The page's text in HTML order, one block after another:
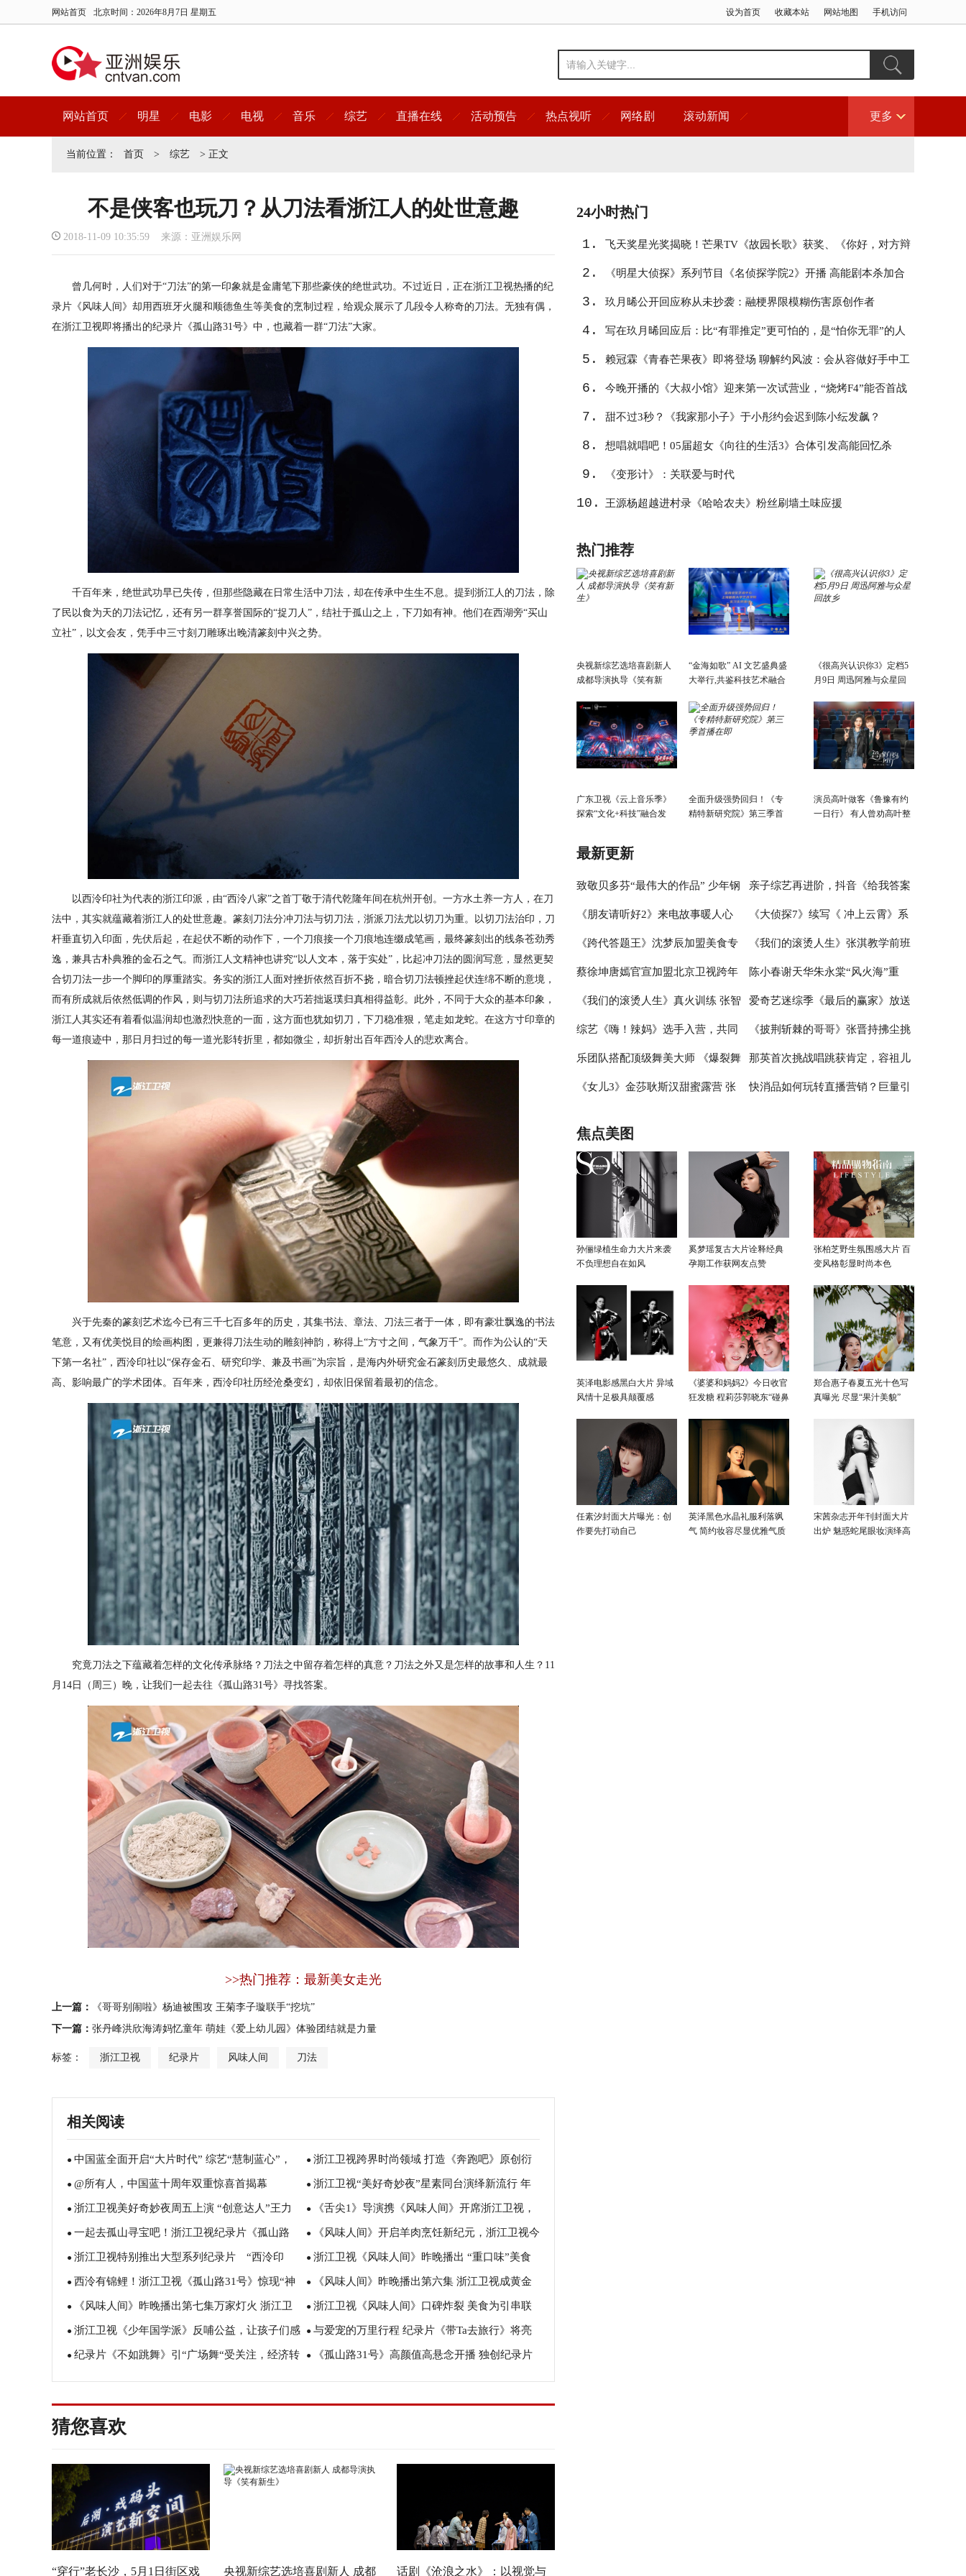
网站首页 北京时间： 2026年8月7日 星期五 设为首页 收藏本站 网站地图 手机访问
网站首页 明星 电影 电视 音乐 综艺 直播在线 活动预告 热点视听 网络剧 滚动新闻 更多
当前位置： 首页 > 综艺 > 正文
不是侠客也玩刀？从刀法看浙江人的处世意趣
2018-11-09 10:35:59 来源：亚洲娱乐网
曾几何时，人们对于“刀法”的第一印象就是金庸笔下那些豪侠的绝世武功。不过近日，正在浙江卫视热播的纪
录片《风味人间》却用西班牙火腿和顺德鱼生等美食的烹制过程，给观众展示了几段令人称奇的刀法。无独有偶，
在浙江卫视即将播出的纪录片《孤山路31号》中，也藏着一群“刀法”大家。
千百年来，绝世武功早已失传，但那些隐藏在日常生活中刀法，却在传承中生生不息。提到浙江人的刀法，除
了民以食为天的刀法记忆，还有另一群享誉国际的“捉刀人”，结社于孤山之上，下刀如有神。他们在西湖旁“买山
立社”，以文会友，凭手中三寸刻刀雕琢出晚清篆刻中兴之势。
以西泠印社为代表的浙江印派，由“西泠八家”之首丁敬于清代乾隆年间在杭州开创。一方水土养一方人，在刀
法中，其实就蕴藏着浙江人的处世意趣。篆刻刀法分冲刀法与切刀法，浙派刀法尤以切刀为重。以切刀法治印，刀
杆垂直切入印面，先伏后起，在起伏不断的动作下，一个刀痕接一个刀痕地连缀成笔画，最终篆刻出的线条苍劲秀
逸，兼具古朴典雅的金石之气。而浙江人文精神也讲究“以人文本，落于实处”，比起冲刀法的圆润写意，显然更契
合切刀法一步一个脚印的厚重踏实。务实的浙江人面对挫折依然百折不挠，暗合切刀法顿挫起伏连绵不断的意境，
而有所成就后依然低调的作风，则与切刀法所追求的大巧若拙返璞归真相得益彰。此外，不同于大众的基本印象，
浙江人其实还有着看似温润却也激烈快意的一面，这方面也犹如切刀，下刀稳准狠，笔走如龙蛇。在这方寸印章的
每一道痕迹中，那日月扫过的每一道光影转折里，都如微尘，却折射出百年西泠人的悲欢离合。
兴于先秦的篆刻艺术迄今已有三千七百多年的历史，其集书法、章法、刀法三者于一体，即有豪壮飘逸的书法
笔意，又有优美悦目的绘画构图，更兼得刀法生动的雕刻神韵，称得上“方寸之间，气象万千”。而作为公认的“天
下第一名社”，西泠印社以“保存金石、研究印学、兼及书画”为宗旨，是海内外研究金石篆刻历史最悠久、成就最
高、影响最广的学术团体。百年来，西泠印社历经沧桑变幻，却依旧保留着最初的信念。
究竟刀法之下蕴藏着怎样的文化传承脉络？刀法之中留存着怎样的真意？刀法之外又是怎样的故事和人生？11
月14日（周三）晚，让我们一起去往《孤山路31号》寻找答案。
>>热门推荐：最新美女走光
上一篇：
《哥哥别闹啦》杨迪被围攻 王菊李子璇联手“挖坑”
下一篇： 张丹峰洪欣海涛妈忆童年 萌娃《爱上幼儿园》体验团结就是力量
标签： 浙江卫视 纪录片 风味人间 刀法
相关阅读
● 中国蓝全面开启“大片时代” 综艺“慧制蓝心”，
大剧“扶摇直上”
● 浙江卫视跨界时尚领域 打造《奔跑吧》原创衍
生品
● @所有人，中国蓝十周年双重惊喜首揭幕 ● 浙江卫视“美好奇妙夜”星素同台演绎新流行 年
轻姿态唱响最强音
● 浙江卫视美好奇妙夜周五上演 “创意达人”王力
宏罗志祥带来惊喜舞台秀
● 《舌尖1》导演携《风味人间》开席浙江卫视，
美味看得见！
● 一起去孤山寻宝吧！浙江卫视纪录片《孤山路
31号》定档下周三播出
● 《风味人间》开启羊肉烹饪新纪元，浙江卫视今
晚发布高能炊具
● 浙江卫视特别推出大型系列纪录片 “西泠印
社”序篇《孤山路31号》
● 浙江卫视《风味人间》昨晚播出 “重口味”美食
动摇“真香”地位
● 西泠有锦鲤！浙江卫视《孤山路31号》惊现“神
奇动物在哪里”？
● 《风味人间》昨晚播出第六集 浙江卫视成黄金
档纪录片赢家
● 《风味人间》昨晚播出第七集万家灯火 浙江卫
视展人文关怀
● 浙江卫视《风味人间》口碑炸裂 美食为引串联
古往今来
● 浙江卫视《少年国学派》反哺公益，让孩子们感
受传统文化
● 与爱宠的万里行程 纪录片《带Ta去旅行》将亮
相荧屏
● 纪录片《不如跳舞》引“广场舞“受关注，经济转
型下的“新”娱乐引领潮流！
● 《孤山路31号》高颜值高悬念开播 独创纪录片
影像体验打通西泠印社的百年时空入口
猜您喜欢
“穿行”老长沙，5月1日街区戏 央视新综艺选培喜剧新人 成都 话剧《沧浪之水》：以视觉与
24小时热门
1. 飞天奖星光奖揭晓！芒果TV《故园长歌》获奖、《你好，对方辩
友》入围
2. 《明星大侦探》系列节目《名侦探学院2》开播 高能剧本杀加合
宿真人秀引期待
3. 玖月晞公开回应称从未抄袭：融梗界限模糊伤害原创作者
4. 写在玖月晞回应后：比“有罪推定”更可怕的，是“怕你无罪”的人
心
5. 赖冠霖《青春芒果夜》即将登场 聊解约风波：会从容做好手中工
作
6. 今晚开播的《大叔小馆》迎来第一次试营业，“烧烤F4”能否首战
告捷？
7. 甜不过3秒？《我家那小子》于小彤约会迟到陈小纭发飙？
8. 想唱就唱吧！05届超女《向往的生活3》合体引发高能回忆杀
9. 《变形计》：关联爱与时代
10. 王源杨超越进村录《哈哈农夫》粉丝刷墙土味应援
热门推荐
央视新综艺选培喜剧新人
成都导演执导《笑有新
“金海如歌” AI 文艺盛典盛
大举行,共鉴科技艺术融合
《很高兴认识你3》定档5
月9日 周迅阿雅与众星回
广东卫视《云上音乐季》
探索“文化+科技”融合发
全面升级强势回归！《专
精特新研究院》第三季首
演员高叶做客《鲁豫有约
一日行》 有人曾劝高叶整
最新更新
致敬贝多芬“最伟大的作品” 少年钢
琴家林秉宽 首演音乐会圆满成功
亲子综艺再进阶，抖音《给我答案
吧，妈妈请回答》的爆款逻辑
《朋友请听好2》来电故事暖人心
何炅讲述学霸爱情故事超浪漫
《大侦探7》续写《 冲上云霄》系
列 何炅张若昀邓伦未来感造型太吸
睛
《跨代答题王》沈梦辰加盟美食专
辑，杨迪称现在喝奶茶如同喝粥
《我们的滚烫人生》张淇教学前班
唱歌 张云龙展示球技
蔡徐坤唐嫣官宣加盟北京卫视跨年
冰雪盛典，冰雪舞台绽放青春风采
陈小春谢天华朱永棠“风火海”重
聚，《大湾仔的夜》主题曲嗨爆全
场
《我们的滚烫人生》真火训练 张智
霖挑战体能极限
爱奇艺迷综季《最后的赢家》放送
中 谜题烧脑剧情走心正向价值观引
网友深思
综艺《嗨！辣妈》选手入营，共同
见证“新时代女性”的初级绽放
《披荆斩棘的哥哥》张晋持拂尘挑
战新舞台 尹正半遮面舞扇战斗力拉
满
乐团队搭配顶级舞美大师 《爆裂舞
台》把专业打在公屏上
那英首次挑战唱跳获肯定，容祖儿
被打低分受挫落泪
《女儿3》金莎耿斯汉甜蜜露营 张 快消品如何玩转直播营销？巨量引
焦点美图
孙俪绿植生命力大片来袭
不负理想自在如风
奚梦瑶复古大片诠释经典
孕期工作获网友点赞
张柏芝野生氛围感大片 百
变风格彰显时尚本色
英泽电影感黑白大片 异域
风情十足极具颠覆感
《婆婆和妈妈2》今日收官
狂发糖 程莉莎郭晓东“碰鼻
郑合惠子春夏五光十色写
真曝光 尽显“果汁美貌”
任素汐封面大片曝光：创
作要先打动自己
英泽黑色水晶礼服利落飒
气 简约妆容尽显优雅气质
宋茜杂志开年刊封面大片
出炉 魅惑蛇尾眼妆演绎高